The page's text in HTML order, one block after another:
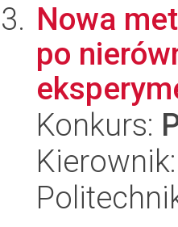
Nowa
po
Konkurs: